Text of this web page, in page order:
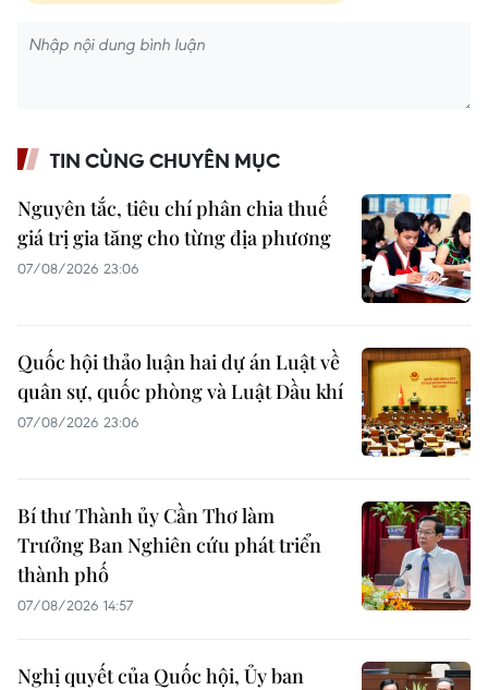
TIN CÙNG CHUYÊN MỤC
Nguyên tắc, tiêu chí phân chia thuế
giá trị gia tăng cho từng địa phương
07/08/2026 23:06
Quốc hội thảo luận hai dự án Luật về
quân sự, quốc phòng và Luật Dầu khí
07/08/2026 23:06
Bí thư Thành ủy Cần Thơ làm
Trưởng Ban Nghiên cứu phát triển
thành phố
07/08/2026 14:57
Nghị quyết của Quốc hội, Ủy ban